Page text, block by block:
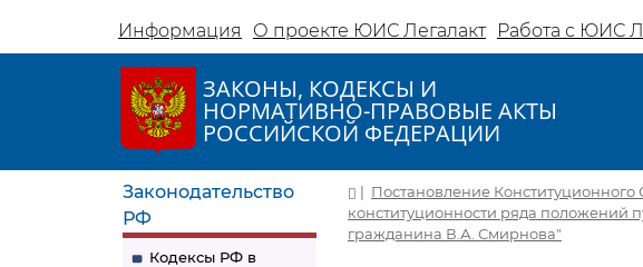
Информация О проекте ЮИС Легалакт Работа с ЮИС
ЗАКОНЫ, КОДЕКСЫ И
НОРМАТИВНО-ПРАВОВЫЕ АКТЫ
РОССИЙСКОЙ ФЕДЕРАЦИИ
Законодательство
РФ
Кодексы РФ в
| Постановление Конституционного
конституционности ряда положений
гражданина В.А. Смирнова"